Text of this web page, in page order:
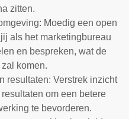
zitten.
Moedig een open
als het marketingbureau
en bespreken, wat de
komen.
resultaten: Verstrek inzicht
om een betere
te bevorderen.